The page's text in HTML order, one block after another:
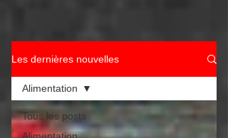
Les dernières nouvelles
Tous les posts
Alimentation